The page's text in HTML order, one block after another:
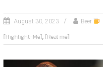
August 30, 2023 Beer
[Highlight-Me],[Real me]